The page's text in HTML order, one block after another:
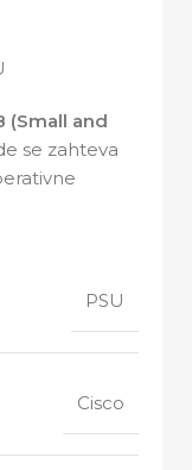
(Small and
se zahteva
PSU
Cisco